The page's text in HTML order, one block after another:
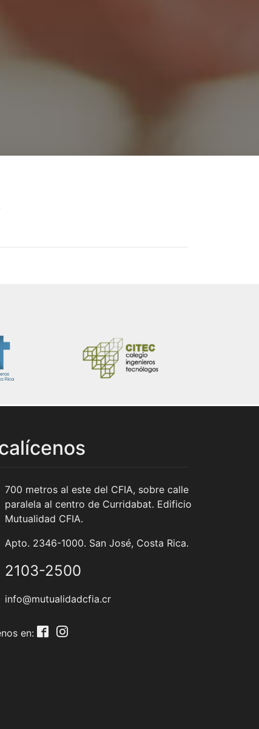
700 metros al este del CFIA, sobre calle
paralela al centro de Curridabat. Edificio
Mutualidad CFIA.
Apto. 2346-1000. San José, Costa Rica.
2103-2500
info@mutualidadcfia.cr
en: